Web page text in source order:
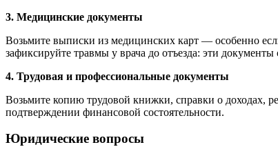
3. Медицинские документы
Возьмите выписки из медицинских карт — особенно
зафиксируйте травмы у врача до отъезда: эти документы
4. Трудовая и профессиональные документы
Возьмите копию трудовой книжки, справки о доходах,
подтверждении финансовой состоятельности.
Юридические вопросы